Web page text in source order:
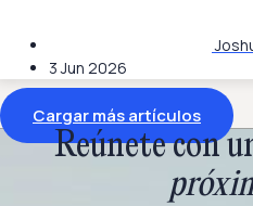
3 Jun 2026
Cargar más artículos
Reúnete con